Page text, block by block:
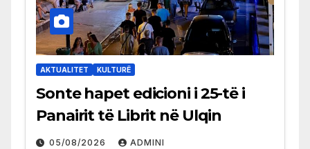
AKTUALITET KULTURË
Sonte hapet edicioni i 25-të i
Panairit të Librit në Ulqin
05/08/2026 ADMINI